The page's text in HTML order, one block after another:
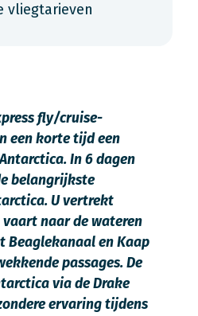
vliegtarieven
fly/cruise-
een korte tijd een
In 6 dagen
belangrijkste
U vertrekt
naar de wateren
Beaglekanaal en Kaap
passages. De
via de Drake
ervaring tijdens